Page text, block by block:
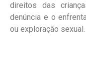
direitos das
denúncia e o
ou exploração sexual.